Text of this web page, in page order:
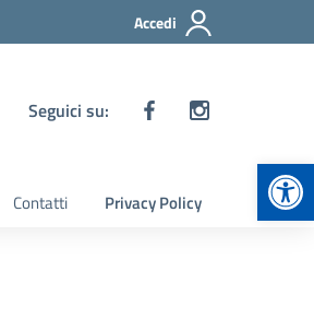
Accedi
Seguici su:
Contatti Privacy Policy